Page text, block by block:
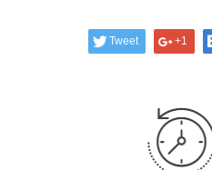
Tweet +1